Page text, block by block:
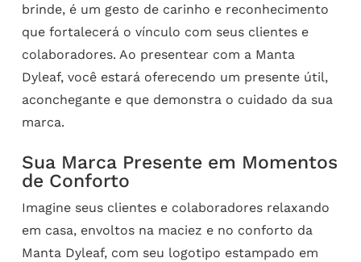
brinde, é um gesto de carinho e reconhecimento
que fortalecerá o vínculo com seus clientes e
colaboradores. Ao presentear com a Manta
Dyleaf, você estará oferecendo um presente útil,
aconchegante e que demonstra o cuidado da sua
marca.
Sua Marca Presente em Momentos
de Conforto
Imagine seus clientes e colaboradores relaxando
em casa, envoltos na maciez e no conforto da
Manta Dyleaf, com seu logotipo estampado em